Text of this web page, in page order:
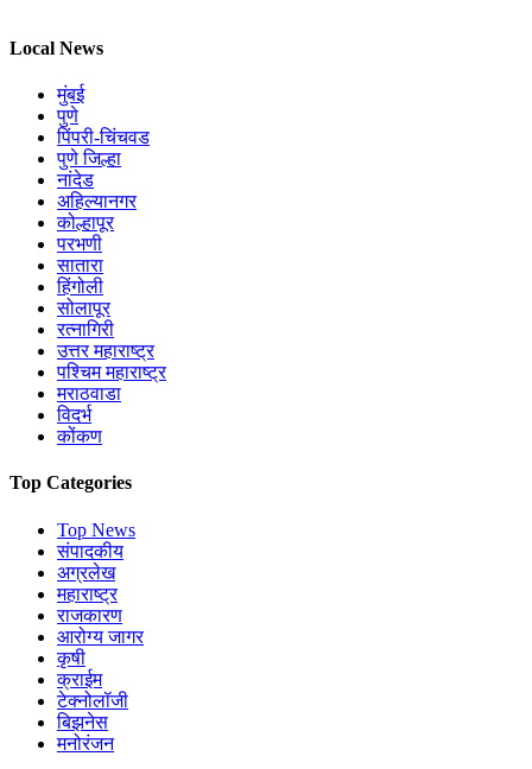
Local News
मुंबई
पुणे
पिंपरी-चिंचवड
पुणे जिल्हा
नांदेड
अहिल्यानगर
कोल्हापूर
परभणी
सातारा
हिंगोली
सोलापूर
रत्नागिरी
उत्तर महाराष्ट्र
पश्चिम महाराष्ट्र
मराठवाडा
विदर्भ
कोंकण
Top Categories
Top News
संपादकीय
अग्रलेख
महाराष्ट्र
राजकारण
आरोग्य जागर
कृषी
क्राईम
टेक्नोलॉजी
बिझनेस
मनोरंजन